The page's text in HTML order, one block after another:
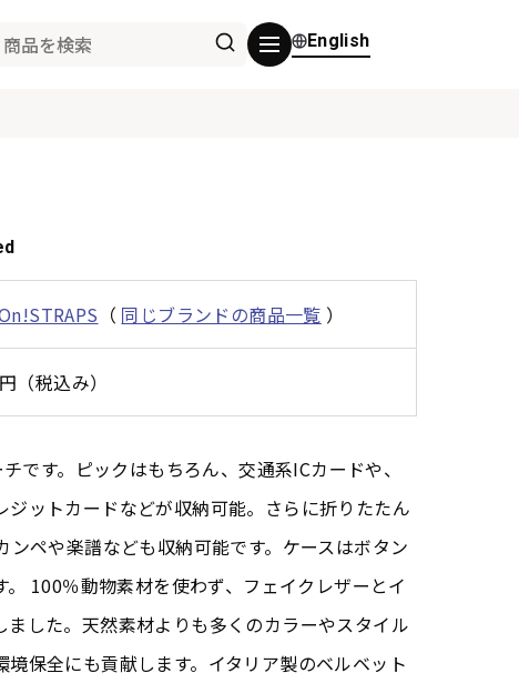
English
（ 同じブランドの商品一覧 ）
（税込み）
です。ピックはもちろん、交通系ICカードや、
ットカードなどが収納可能。さらに折りたたん
ンペや楽譜なども収納可能です。ケースはボタン
100％動物素材を使わず、フェイクレザーとイ
した。天然素材よりも多くのカラーやスタイル
保全にも貢献します。イタリア製のベルベット